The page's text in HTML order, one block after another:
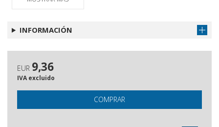
INFORMACIÓN
EUR 9,36
IVA excluido
COMPRAR